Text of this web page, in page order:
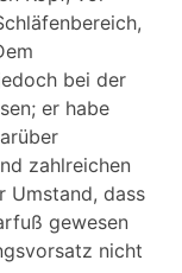
bei der
er habe
zahlreichen
Umstand, dass
gewesen
nicht